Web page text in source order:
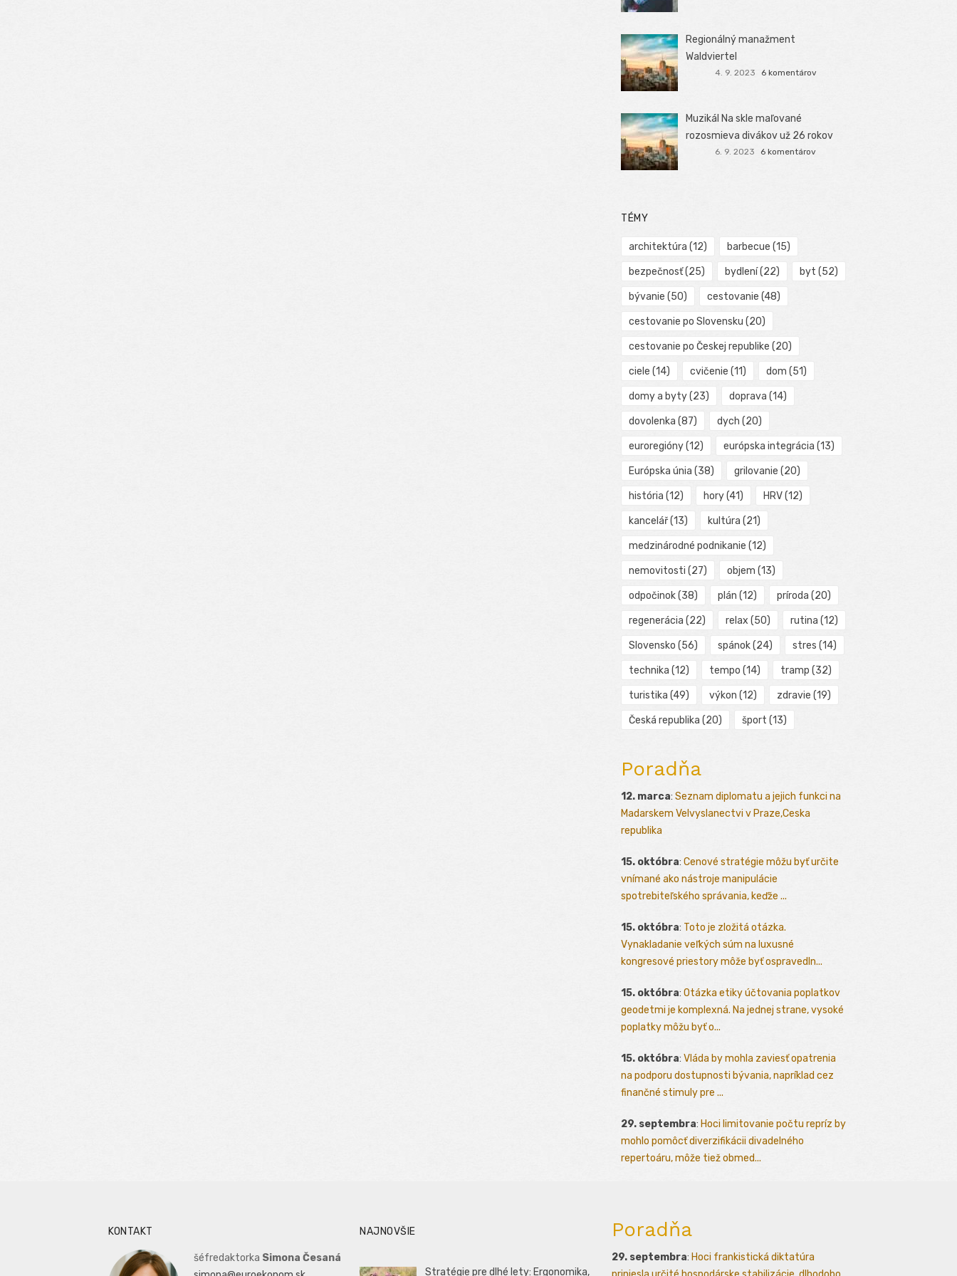
Regionálný manažment
Waldviertel
4. 9. 2023 6 komentárov
Muzikál Na skle maľované
rozosmieva divákov už 26 rokov
6. 9. 2023 6 komentárov
TÉMY
architektúra (12) barbecue (15)
bezpečnosť(25) bydlení(22) byt (52)
bývanie (50) cestovanie (48)
cestovanie po Slovensku (20)
cestovanie po Českej republike (20)
ciele (14) cvičenie (11) dom (51)
domy a byty(23) doprava (14)
dovolenka (87) dych (20)
euroregióny(12) európska integrácia (13)
Európska únia (38) grilovanie (20)
história (12) hory(41) HRV(12)
kancelář(13) kultúra (21)
medzinárodné podnikanie (12)
nemovitosti (27) objem (13)
odpočinok(38) plán (12) príroda (20)
regenerácia (22) relax (50) rutina (12)
Slovensko (56) spánok(24) stres (14)
technika (12) tempo (14) tramp (32)
turistika (49) výkon (12) zdravie (19)
Česká republika (20) šport (13)
Poradňa
12. marca: Seznam diplomatu a jejich funkci na
Madarskem Velvyslanectvi v Praze,Ceska
republika
15. októbra: Cenové stratégie môžu byť určite
vnímané ako nástroje manipulácie
spotrebiteľského správania, keďže ...
15. októbra: Toto je zložitá otázka.
Vynakladanie veľkých súm na luxusné
kongresové priestory môže byť ospravedln...
15. októbra: Otázka etiky účtovania poplatkov
geodetmi je komplexná. Na jednej strane, vysoké
poplatky môžu byť o...
15. októbra: Vláda by mohla zaviesť opatrenia
na podporu dostupnosti bývania, napríklad cez
finančné stimuly pre ...
29. septembra: Hoci limitovanie počtu repríz by
mohlo pomôcť diverzifikácii divadelného
repertoáru, môže tiež obmed...
KONTAKT
šéfredaktorka Simona Česaná
NAJNOVŠIE
Stratégie pre dlhé lety: Ergonomika,
Poradňa
29. septembra: Hoci frankistická diktatúra